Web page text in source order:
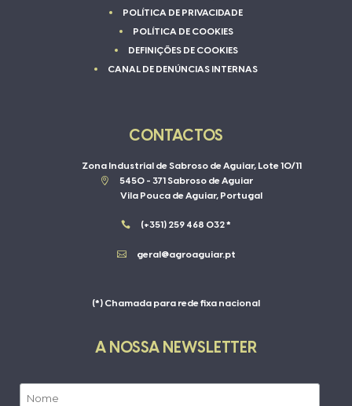
POLÍTICA DE PRIVACIDADE
POLÍTICA DE COOKIES
DEFINIÇÕES DE COOKIES
CANAL DE DENÚNCIAS INTERNAS
CONTACTOS
Zona Industrial de Sabroso de Aguiar, Lote 10/11

5450 - 371 Sabroso de Aguiar
Vila Pouca de Aguiar, Portugal
 (+351) 259 468 032 *
 geral@agroaguiar.pt
(*) Chamada para rede fixa nacional
A NOSSA NEWSLETTER